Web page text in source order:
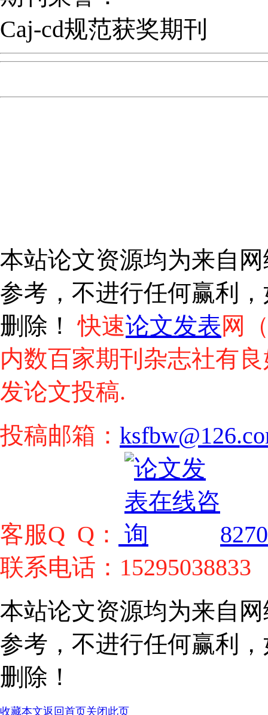
Caj-cd规范获奖期刊
本站论文资源均为来自
参考，不进行任何赢利
删除！快速论文发表网
内数百家期刊杂志社有
发论文投稿.
投稿邮箱：
客服Q Q：
联系电话：15295038833
本站论文资源均为来自
参考，不进行任何赢利
删除！
收藏本文返回首页关闭此页